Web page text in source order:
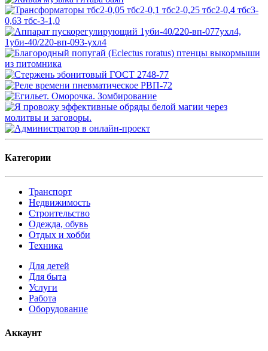
Категории
Транспорт
Недвижимость
Строительство
Одежда, обувь
Отдых и хобби
Техника
Для детей
Для быта
Услуги
Работа
Оборудование
Аккаунт